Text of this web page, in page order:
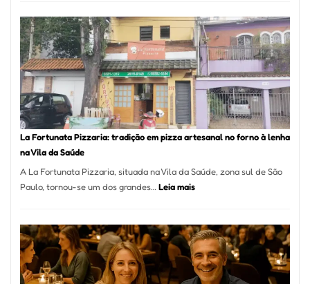
Se
Um
dos
Mais
La Fortunata Pizzaria: tradição em pizza artesanal no forno à lenha
na Vila da Saúde
A La Fortunata Pizzaria, situada na Vila da Saúde, zona sul de São
Paulo, tornou-se um dos grandes…Leia mais:
Pizzaria:
tradição
em
pizza